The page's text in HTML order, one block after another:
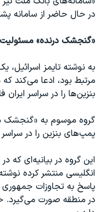
در حال حاضر از سامانه
«گنجشک درنده»
به نوشته تایمز اسرائیل،
مرتبط بود، ادعا می‌کند
بنزین‌ها را در سراسر
گروه موسوم به «گنجشک
پمپ‌های بنزین را در سراسر
این گروه در بیانیه‌ای
انگلیسی منتشر کرده
پاسخ به تجاوزات
در منطقه صورت می‌گیرد.